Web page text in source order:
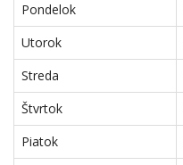
Pondelok
Utorok
Streda
Štvrtok
Piatok